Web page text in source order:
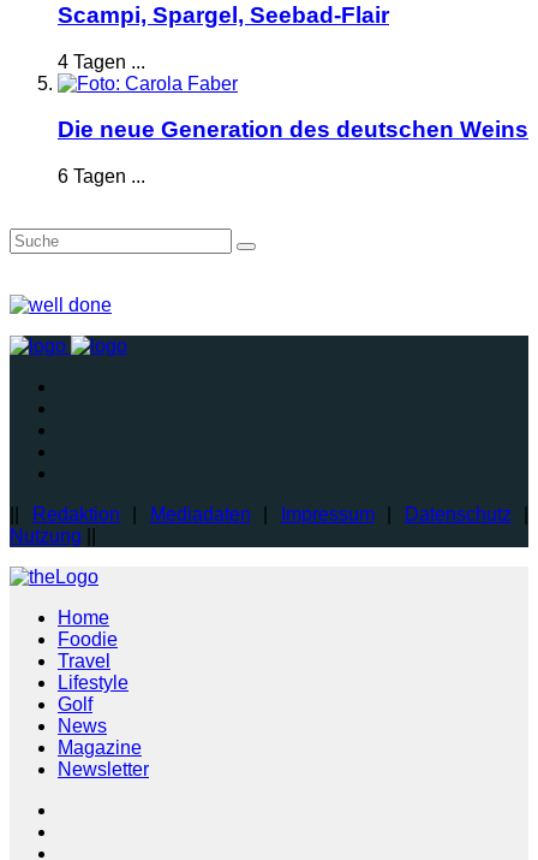
Scampi, Spargel, Seebad-Flair
4 Tagen ...
Die neue Generation des deutschen Weins
6 Tagen ...
Redaktion Mediadaten Impressum| Datenschutz
Nutzung
Home
Foodie
Travel
Lifestyle
Golf
News
Magazine
Newsletter